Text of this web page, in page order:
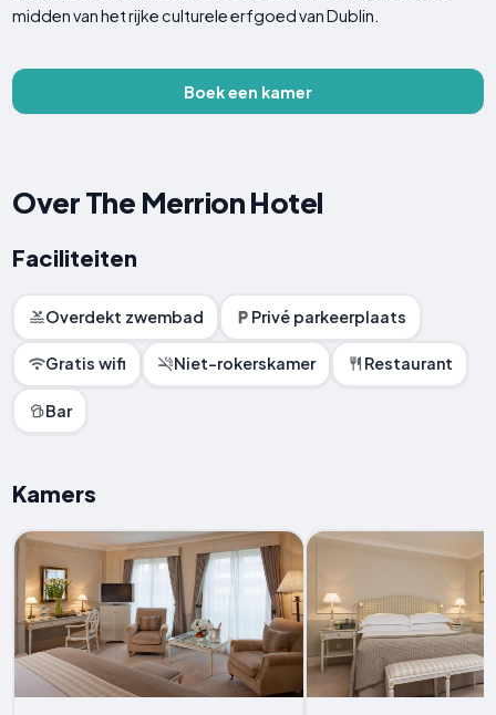
midden van het rijke culturele erfgoed van Dublin.
Boek een kamer
Over The Merrion Hotel
Faciliteiten
Overdekt zwembad Privé parkeerplaats
Gratis wifi Niet-rokerskamer Restaurant
Bar
Kamers